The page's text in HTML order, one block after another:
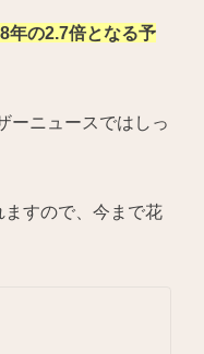
年の2.7倍となる予
ーニュースではしっ
ますので、今まで花